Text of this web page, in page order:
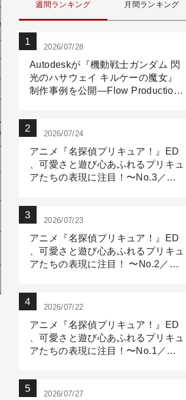
週間ランキング 月間ランキング
2026/07/28
Autodeskが『機動戦士ガンダム 閃
光のハサウェイ キルケーの魔女』
制作事例を公開―Flow Production
2026/07/24
アニメ『名探偵プリキュア！』ED
、可愛さと遊び心あふれるプリキュ
アたちの表現に注目！〜No.3／ア
2026/07/23
アニメ『名探偵プリキュア！』ED
、可愛さと遊び心あふれるプリキュ
アたちの表現に注目！ 〜No.2／モ
2026/07/22
アニメ『名探偵プリキュア！』ED
、可愛さと遊び心あふれるプリキュ
アたちの表現に注目！〜No.1／演
2026/07/27